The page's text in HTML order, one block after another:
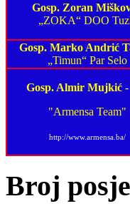
Gosp. Zoran
„ZOKA“ DOO
Gosp. Marko Andrić
„Timun“ Par Selo
Gosp. Almir Mujkić -
"Armensa Team"
http://www.armensa.ba/
Broj